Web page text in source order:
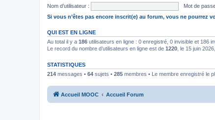
Nom d’utilisateur :
Mot de
Si vous n’êtes pas encore inscrit(e) au forum, vous ne pourrez
QUI EST EN LIGNE
Au total il y a 186 utilisateurs en ligne : 0 enregistré, 0 invisible et 186
Le record du nombre d’utilisateurs en ligne est de 1220 , le 15 juin
STATISTIQUES
214 messages • 64 sujets • 285 membres • Le membre enregistré le
Accueil MOOC Accueil Forum